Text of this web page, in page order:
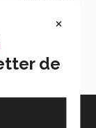
WER
×
de